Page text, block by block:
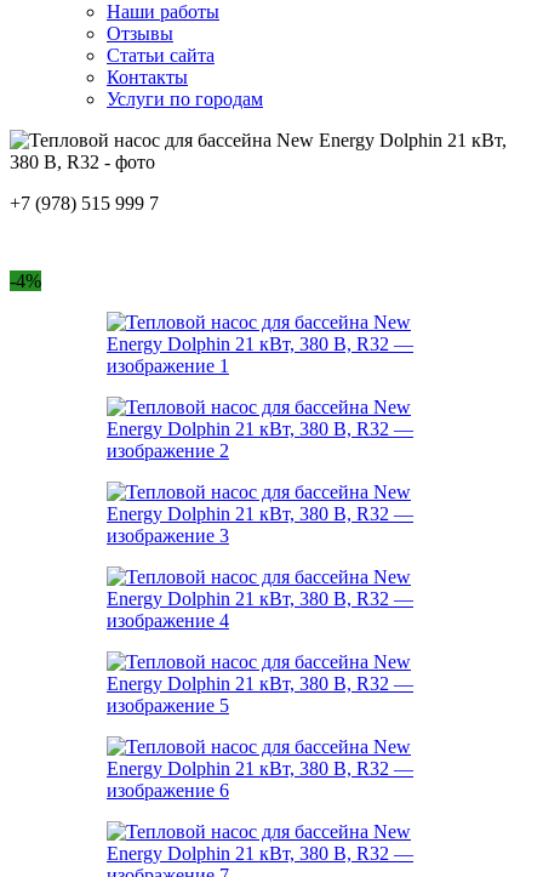
Наши работы
Отзывы
Статьи сайта
Контакты
Услуги по городам
+7 (978) 515 999 7
-4%